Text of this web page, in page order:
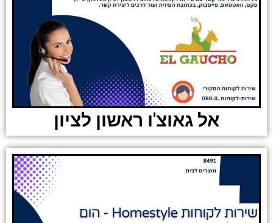
אל גאוצ'ו ראשון לציון